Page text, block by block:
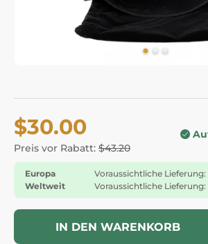
$30.00
Preis vor Rabatt: $43.20
Europa
Voraussichtliche Lieferung:
Weltweit
Voraussichtliche Lieferung:
IN DEN WARENKORB